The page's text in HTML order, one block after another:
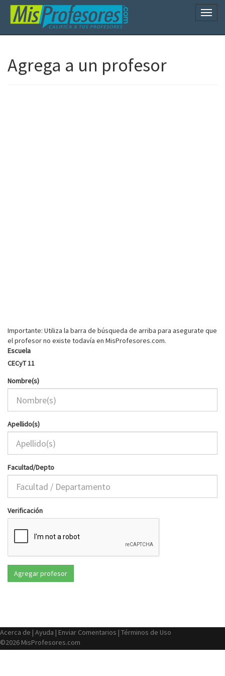
Agrega a un profesor
Importante: Utiliza la barra de búsqueda de arriba para asegurate que
el profesor no existe todavía en MisProfesores.com.
Escuela
CECyT 11
Nombre(s)
Apellido(s)
Facultad/Depto
Verificación
Acerca de | Ayuda | Enviar Comentarios | Términos de Uso
©2026 MisProfesores.com